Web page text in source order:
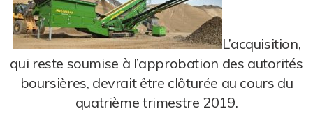
L’acquisition,
qui reste soumise à l’approbation des autorités
boursières, devrait être clôturée au cours du
quatrième trimestre 2019.